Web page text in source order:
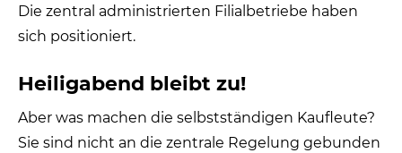
Die zentral administrierten Filialbetriebe haben
sich positioniert.
Heiligabend bleibt zu!
Aber was machen die selbstständigen Kaufleute?
Sie sind nicht an die zentrale Regelung gebunden